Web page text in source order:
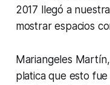
2017 llegó a
mostrar espacios
Mariangeles
platica que esto